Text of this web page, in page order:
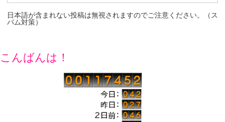
日本語が含まれない投稿は無視されますのでご注意ください。（ス
パム対策）
こんばんは！